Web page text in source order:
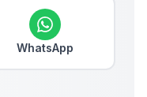
WhatsApp